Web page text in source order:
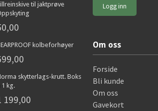
til jaktprøve
kolbeforhøyer
skytterlags-krutt. Boks
1 kg.
199,00
Om oss
Forside
Bli kunde
Om oss
Gavekort